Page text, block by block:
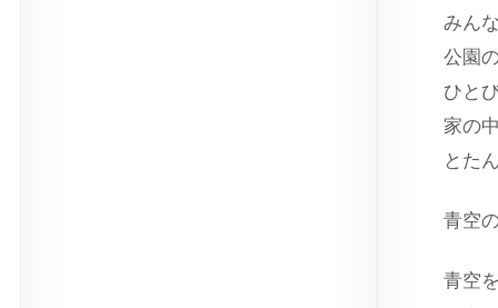
みん
公園
ひと
家の
とた
青空
青空